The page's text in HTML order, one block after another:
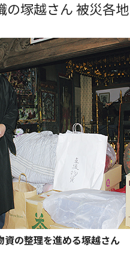
の塚越さん 被災各
資の整理を進める塚越さん